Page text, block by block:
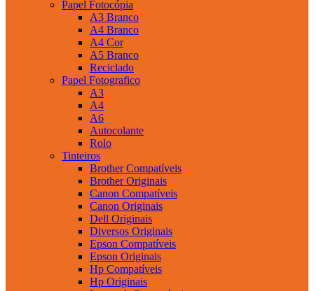
Papel Fotocópia
A3 Branco
A4 Branco
A4 Cor
A5 Branco
Reciclado
Papel Fotografico
A3
A4
A6
Autocolante
Rolo
Tinteiros
Brother Compatíveis
Brother Originais
Canon Compatíveis
Canon Originais
Dell Originais
Diversos Originais
Epson Compatíveis
Epson Originais
Hp Compatíveis
Hp Originais